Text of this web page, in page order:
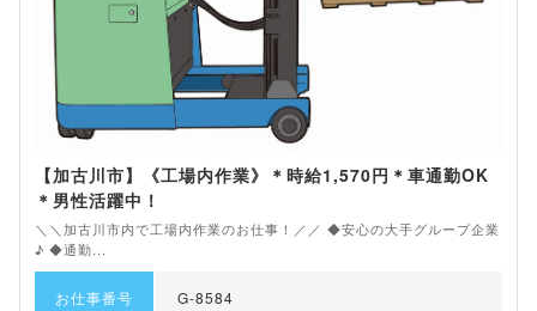
【加古川市】《工場内作業》＊時給1,570円＊車通勤OK
＊男性活躍中！
＼＼加古川市内で工場内作業のお仕事！／／ ◆安心の大手グループ企業
♪ ◆通勤...
お仕事番号 G-8584